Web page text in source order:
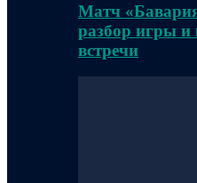
Матч
разбор игры
встречи